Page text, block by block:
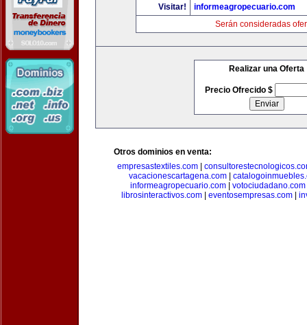
Visitar!
informeagropecuario.com
Serán consideradas
Realizar una Oferta
Precio Ofrecido $
Otros dominios en venta:
empresastextiles.com|
vacacionescartagena.com
informeagropecuario.com| votociudadano.com
librosinteractivos.com| eventosempresas.com|